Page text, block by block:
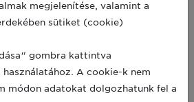
megjelenítése, valamint a
sütiket (cookie)
gombra kattintva
A cookie-k nem
módon adatokat dolgozhatunk fel a